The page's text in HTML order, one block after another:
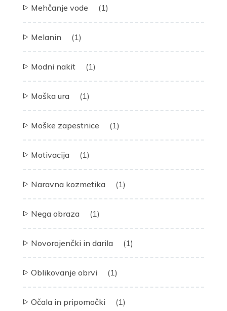
Mehčanje vode (1)
Melanin (1)
Modni nakit (1)
Moška ura (1)
Moške zapestnice (1)
Motivacija (1)
Naravna kozmetika (1)
Nega obraza (1)
Novorojenčki in darila (1)
Oblikovanje obrvi (1)
Očala in pripomočki (1)